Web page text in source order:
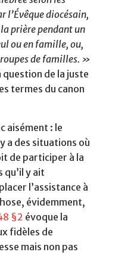
l’Évêque diocésain,
prière pendant un
ou en famille, ou,
de familles. »
question de la juste
termes du canon
aisément : le
a des situations où
de participer à la
qu’il y ait
l’assistance à
évidemment,
§2 évoque la
fidèles de
mais non pas